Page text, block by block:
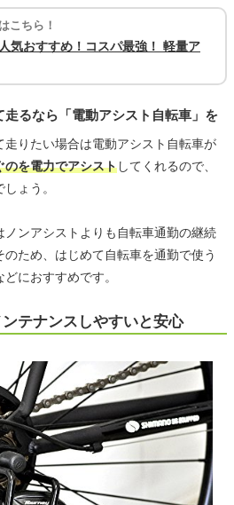
こちら！
気おすすめ！コスパ最強！ 軽量ア
るなら「電動アシスト自転車」を
走りたい場合は電動アシスト自転車が
のを電力でアシストしてくれるので、
ょう。
ノンアシストよりも自転車通勤の継続
ため、はじめて自転車を通勤で使う
におすすめです。
ンテナンスしやすいと安心